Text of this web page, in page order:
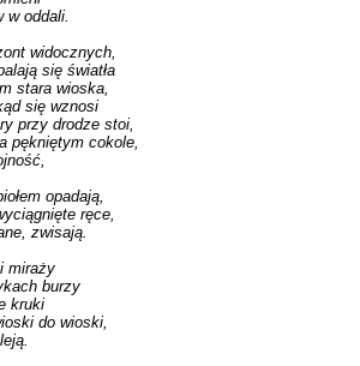
w oddali.
widocznych,
się światła
stara wioska,
się wznosi
przy drodze stoi,
pękniętym cokole,
opadają,
ręce,
zwisają.
miraży
burzy
kruki
do wioski,